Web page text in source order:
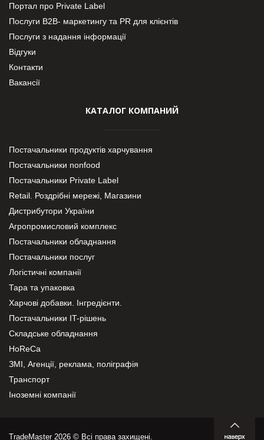
Портал про Private Label
Послуги В2В- маркетингу та PR для клієнтів
Послуги з надання інформації
Відгуки
Контакти
Вакансії
КАТАЛОГ КОМПАНИЙ
Постачальники продуктів харчування
Постачальники nonfood
Постачальники Private Label
Retail. Роздрібні мережі, Магазини
Дистрибутори України
Агропромисловий комплекс
Постачальники обладнання
Постачальники послуг
Логістичні компанії
Тара та упаковка
Харчові добавки. Інгредієнти.
Постачальники IT-рішень
Складське обладнання
HoReCa
ЗМІ, Агенції, реклама, поліграфія
Транспорт
Іноземні компанії
TradeMaster 2026 © Всі права захищені.